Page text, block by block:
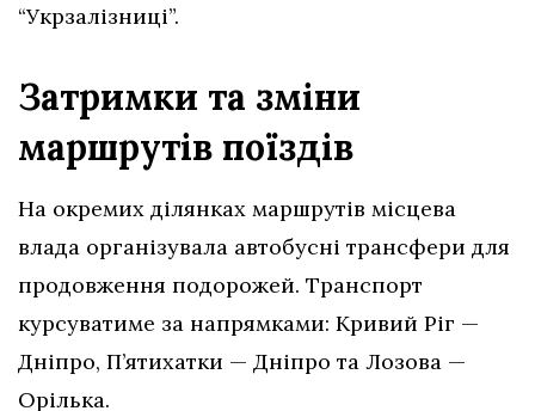
“Укрзалізниці”.
Затримки та зміни
маршрутів поїздів
На окремих ділянках маршрутів місцева
влада організувала автобусні трансфери для
продовження подорожей. Транспорт
курсуватиме за напрямками: Кривий Ріг —
Дніпро, П’ятихатки — Дніпро та Лозова —
Орілька.